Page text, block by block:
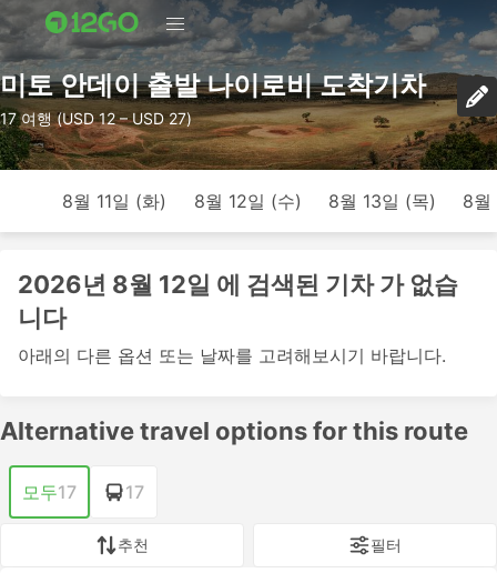
미토 안데이 출발 나이로비 도착기차
17 여행 (USD 12 – USD 27)
8월 11일 (화) 8월 12일 (수) 8월 13일 (목) 8월
2026년 8월 12일 에 검색된 기차 가 없습
니다
아래의 다른 옵션 또는 날짜를 고려해보시기 바랍니다.
Alternative travel options for this route
모두17 17
추천 필터